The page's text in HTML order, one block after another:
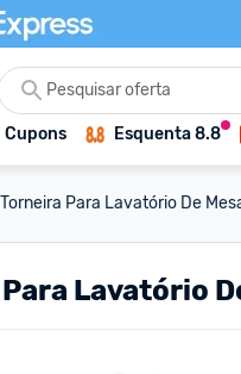
Cupons Esquenta 8.8
Para Lavatório De
Lavatório